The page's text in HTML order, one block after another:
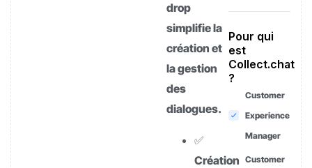
drop
simplifie la
création et
la gestion
des
dialogues.
✅
Création
Pour qui
est
Collect.chat
?
Customer
Experience
Manager
Customer